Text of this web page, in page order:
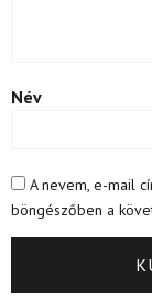
Név
A nevem, e-mail
böngészőben a